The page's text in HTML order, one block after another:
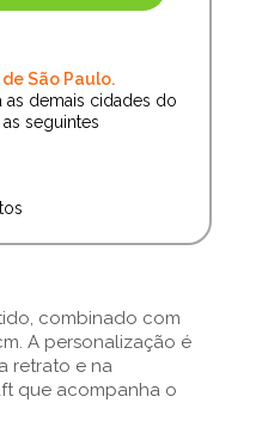
São Paulo.
as demais cidades do
seguintes
combinado com
A personalização é
retrato e na
que acompanha o